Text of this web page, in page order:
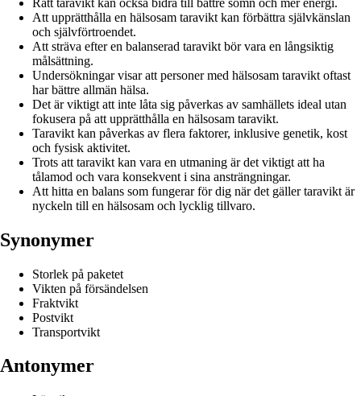
Att upprätthålla en hälsosam taravikt kan förbättra självkänslan
och självförtroendet.
Att sträva efter en balanserad taravikt bör vara en långsiktig
målsättning.
Undersökningar visar att personer med hälsosam taravikt oftast
har bättre allmän hälsa.
Det är viktigt att inte låta sig påverkas av samhällets ideal utan
fokusera på att upprätthålla en hälsosam taravikt.
Taravikt kan påverkas av flera faktorer, inklusive genetik, kost
och fysisk aktivitet.
Trots att taravikt kan vara en utmaning är det viktigt att ha
tålamod och vara konsekvent i sina ansträngningar.
Att hitta en balans som fungerar för dig när det gäller taravikt är
nyckeln till en hälsosam och lycklig tillvaro.
Synonymer
Storlek på paketet
Vikten på försändelsen
Fraktvikt
Postvikt
Transportvikt
Antonymer